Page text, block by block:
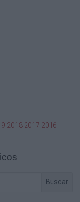
2018 2017 2016
Buscar